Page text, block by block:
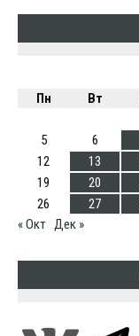
Пн
Вт
5
6
12
13
19
20
26
27
« Окт Дек »